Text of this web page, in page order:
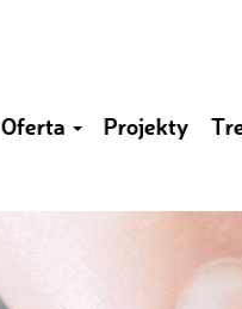
Oferta Projekty